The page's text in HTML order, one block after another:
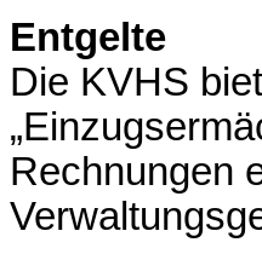
Entgelte
Die KVHS
Rechnungen